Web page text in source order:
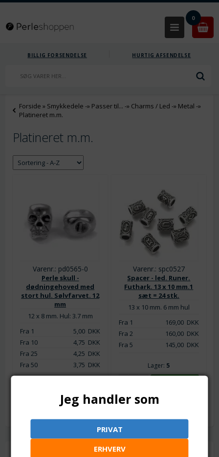
0
BILLIG FORSENDELSE HURTIG AFSENDELSE
Forside » Smykkedele -» Passer til... -» Charms / Led -» Metal -»
Platineret m.m.
Platineret m.m.
Varenr.: pd0565-0
Perle skull -
dødningehoved med
stort hul. Sølvfarvet. 12
mm
12 x 8 mm. Hul: 3.7 mm
Fra 1
5,00DKK
Fra 10
4,75 DKK
Fra 25
4,25 DKK
Fra 50
3,75 DKK
Varenr.: spc0527
Spacer - led. Runer.
Futhark. 13 x 10 mm.1
sæt = 24 stk.
13 x 10 mm. 6 mm hul
Fra 1
169,00DKK
Fra 2
160,00DKK
Fra 5
145,00DKK
Lager: 5
Information
Jeg handler som
PRIVAT
ERHVERV